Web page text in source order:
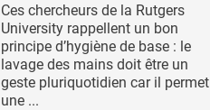
Ces chercheurs de la Rutgers
University rappellent un bon
principe d’hygiène de base : le
lavage des mains doit être un
geste pluriquotidien car il permet
une ...